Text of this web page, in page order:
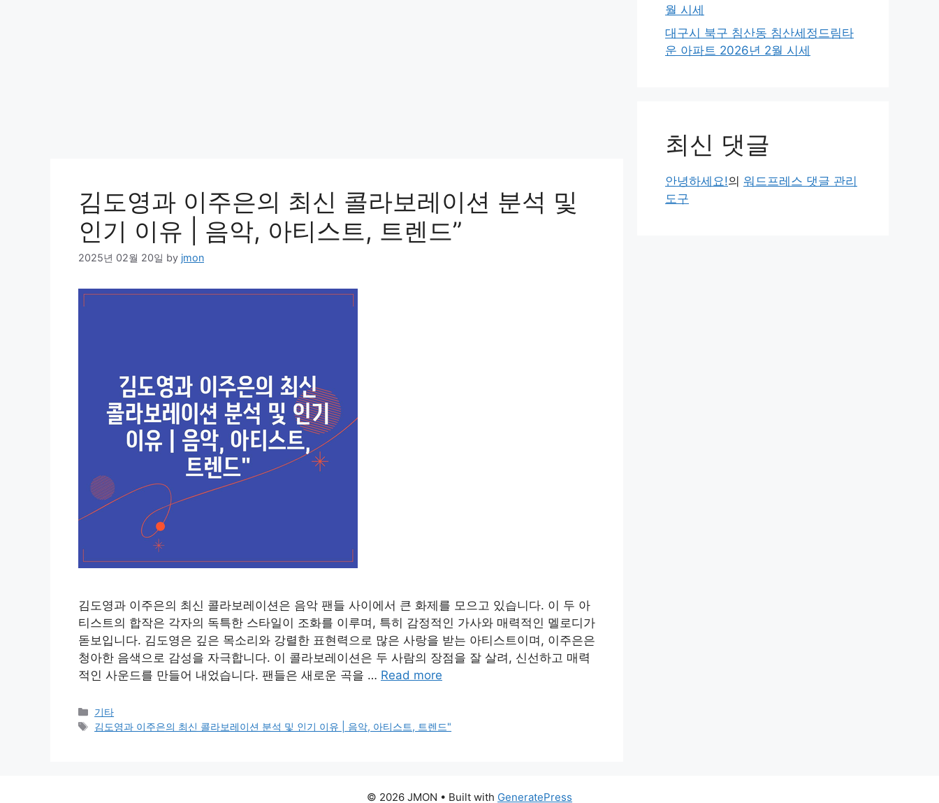
김도영과 이주은의 최신 콜라보레이션 분석 및
인기 이유 | 음악, 아티스트, 트렌드”
2025년 02월 20일 by jmon
김도영과 이주은의 최신 콜라보레이션은 음악 팬들 사이에서 큰 화제를 모으고 있습니다. 이 두 아
티스트의 합작은 각자의 독특한 스타일이 조화를 이루며, 특히 감정적인 가사와 매력적인 멜로디가
돋보입니다. 김도영은 깊은 목소리와 강렬한 표현력으로 많은 사랑을 받는 아티스트이며, 이주은은
청아한 음색으로 감성을 자극합니다. 이 콜라보레이션은 두 사람의 장점을 잘 살려, 신선하고 매력
적인 사운드를 만들어 내었습니다. 팬들은 새로운 곡을 … Read more
Categories
기타
Tags
김도영과 이주은의 최신 콜라보레이션 분석 및 인기 이유 | 음악, 아티스트, 트렌드"
월 시세
대구시 북구 침산동 침산세정드림타
운 아파트 2026년 2월 시세
최신 댓글
안녕하세요!의 워드프레스 댓글 관리
도구
© 2026 JMON • Built with GeneratePress